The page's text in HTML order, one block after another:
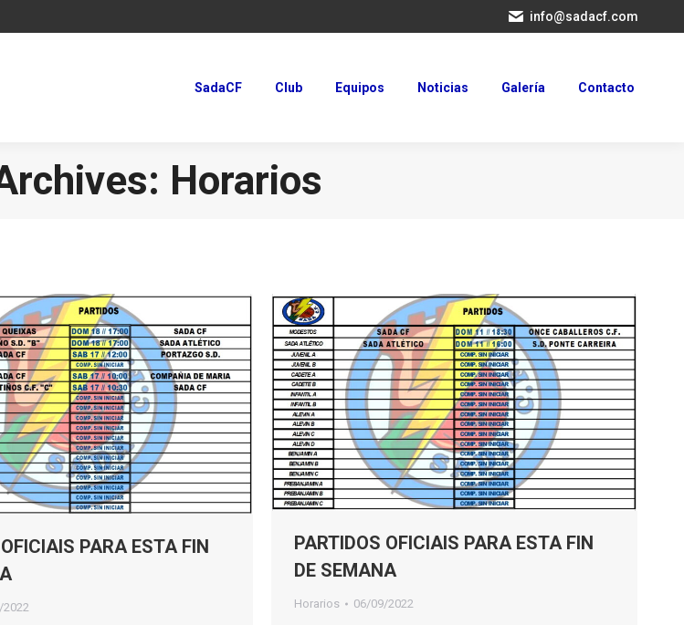
info@sadacf.com
SadaCF Club Equipos Noticias Galería Contacto
Horarios
PARA ESTA FIN
2022
PARTIDOS OFICIAIS PARA ESTA FIN
DE SEMANA
Horarios 06/09/2022
SadaCF Club Equipos Noticias Galería Contacto